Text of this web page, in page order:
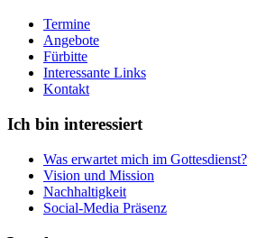
Termine
Angebote
Fürbitte
Interessante Links
Kontakt
Ich bin interessiert
Was erwartet mich im Gottesdienst?
Vision und Mission
Nachhaltigkeit
Social-Media Präsenz